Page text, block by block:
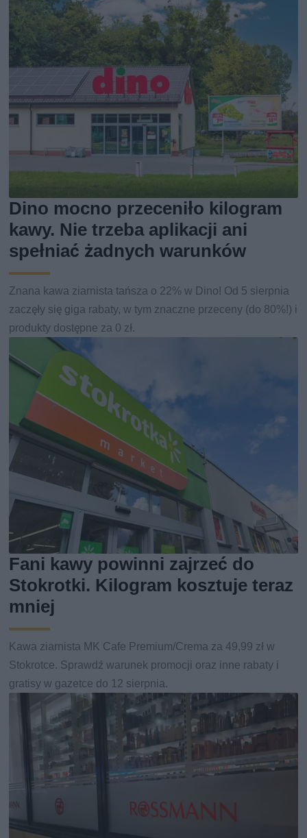
Dino mocno przeceniło kilogram
kawy. Nie trzeba aplikacji ani
spełniać żadnych warunków
Znana kawa ziarnista tańsza o 22% w Dino! Od 5 sierpnia
zaczęły się giga rabaty, w tym znaczne przeceny (do 80%!) i
produkty dostępne za 0 zł.
Fani kawy powinni zajrzeć do
Stokrotki. Kilogram kosztuje teraz
mniej
Kawa ziarnista MK Cafe Premium/Crema za 49,99 zł w
Stokrotce. Sprawdź warunek promocji oraz inne rabaty i
gratisy w gazetce do 12 sierpnia.